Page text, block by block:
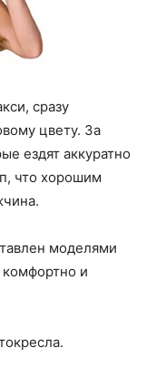
сразу
цвету. За
ездят аккуратно
что хорошим
моделями
комфортно и